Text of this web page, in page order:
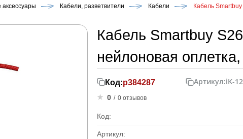
Кабели, разветвители Кабели Кабель
Кабель Smartbuy
нейлоновая
Код:р384287 Артикул:iK-
0 / 0 отзывов
Код:
Артикул: